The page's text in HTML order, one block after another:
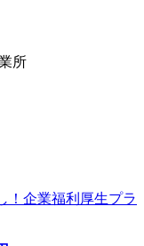
所
！企業福利厚生プラ